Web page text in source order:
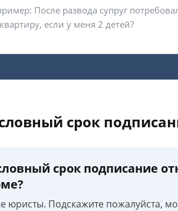
срок
срок подписание
юристы. Подскажите пожалуйста,